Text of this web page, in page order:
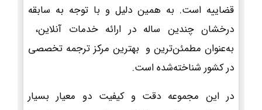
قضاییه است. به همین دلیل و با توجه به سابقه
درخشان چندین ساله در ارائه خدمات آنلاین،
به‌عنوان مطمئن‌ترین و بهترین مرکز ترجمه تخصصی
در کشور شناخته‌شده است.
در این مجموعه دقت و کیفیت دو معیار بسیار